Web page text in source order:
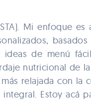
Mi enfoque
de menú
nutricional de
relajada con la
Estoy acá